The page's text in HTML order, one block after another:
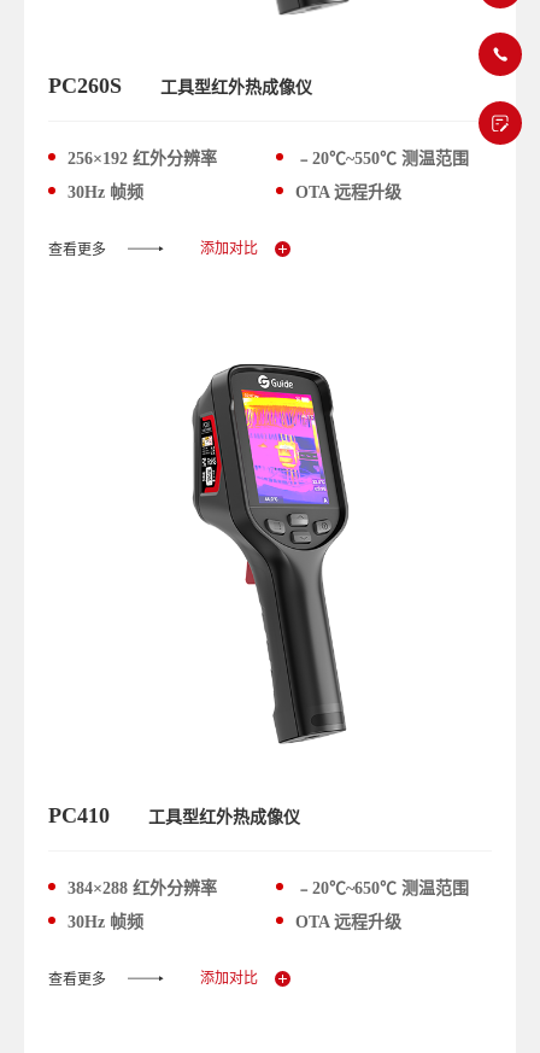
PC260S 工具型红外热成像仪
256×192 红外分辨率
﹣20℃~550℃ 测温范围
30Hz 帧频
OTA 远程升级
查看更多 添加对比
PC410 工具型红外热成像仪
384×288 红外分辨率
﹣20℃~650℃ 测温范围
30Hz 帧频
OTA 远程升级
查看更多 添加对比